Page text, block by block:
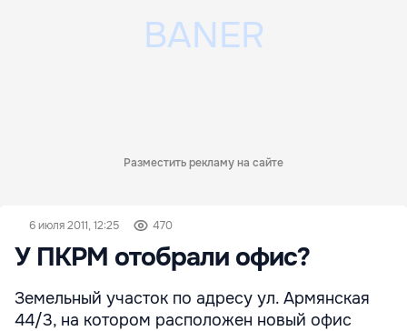
Разместить рекламу на сайте
6 июля 2011, 12:25 470
У ПКРМ отобрали офис?
Земельный участок по адресу ул. Армянская
44/3, на котором расположен новый офис